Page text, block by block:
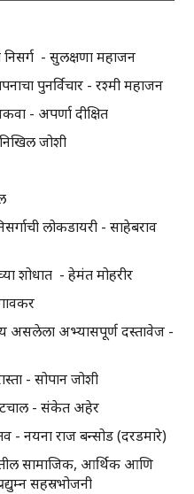
- सुलक्षणा महाजन
पुनर्विचार - रश्मी महाजन
- अपर्णा दीक्षित
निखिल जोशी
लोकडायरी - साहेबराव
शोधात - हेमंत मोहरीर
असलेला अभ्यासपूर्ण दस्तावेज -
- सोपान जोशी
- संकेत अहेर
- नयना राज बन्सोड (दरडमारे)
सामाजिक, आर्थिक आणि
सहस्रभोजनी